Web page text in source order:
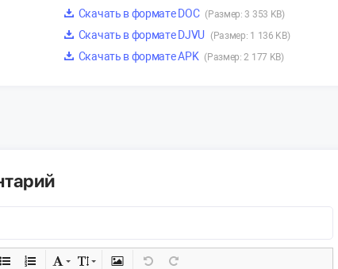
Скачать в формате DOC (Размер: 3 353 KB)
Скачать в формате DJVU (Размер: 1 136 KB)
Скачать в формате APK (Размер: 2 177 KB)